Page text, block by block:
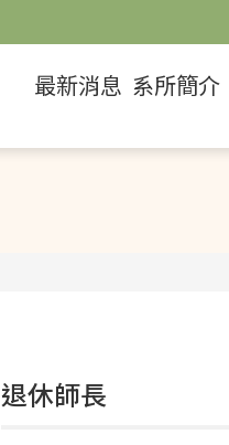
最新消息 系所簡介
退休師長